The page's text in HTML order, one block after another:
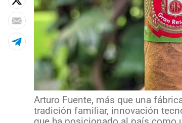
Arturo Fuente, más que una
tradición familiar, innovación